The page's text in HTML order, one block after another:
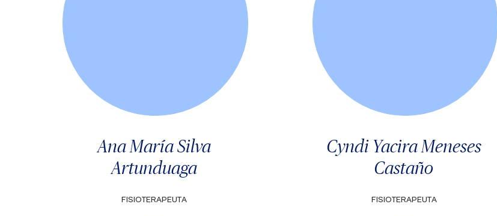
Ana María Silva
Artunduaga
FISIOTERAPEUTA
Cyndi Yacira Meneses
Castaño
FISIOTERAPEUTA